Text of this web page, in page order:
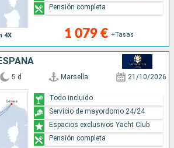
4X 1 079 € +Tasas
Pensión completa
5 d Marsella 21/10/2026
Todo incluido
Servicio de mayordomo 24/24
Espacios exclusivos Yacht Club
Pensión completa